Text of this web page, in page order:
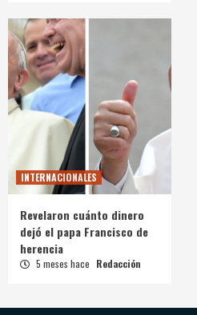
INTERNACIONALES
Revelaron cuánto dinero
dejó el papa Francisco de
herencia
5 meses hace Redacción